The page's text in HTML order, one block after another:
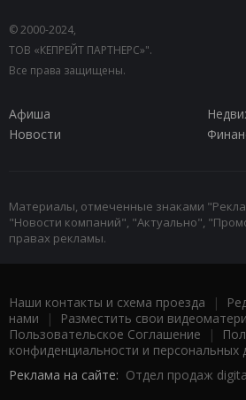
© 2000-2024,
ТОВ «КЕПРЕЙТ ПАРТНЕРС»".
Все права защищены.
Афиша
Новости
Материалы, отмеченные знаками
"Новости компаний", "Актуально",
правах рекламы.
Наши контакты и схема проезда |
нами | Разместить свои
Пользовательское Соглашение |
конфиденциальности и персональных
Реклама на сайте: Отдел продаж